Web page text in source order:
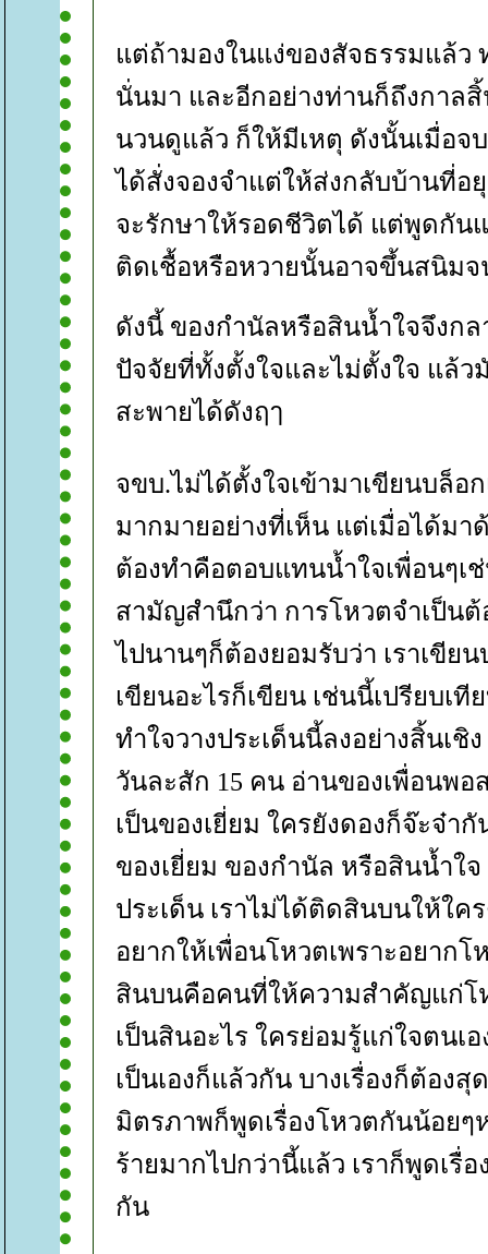
ต่ถ้ามองในแง่ของสัจธรรมแล้ว
นั่นมา และอีกอย่างท่านก็ถึงกาล
นวนดูแล้ว ก็ให้มีเหตุ ดังนั้นเมื่อ
ได้สั่งจองจำแต่ให้ส่งกลับบ้านที่อ
จะรักษาให้รอดชีวิตได้ แต่พูดกัน
ติดเชื้อหรือหวายนั้นอาจขึ้นสนิม
ดังนี้ ของกำนัลหรือสินน้ำใจจึง
ปัจจัยที่ทั้งตั้งใจและไม่ตั้งใจ แล้
สะพายได้ดังฤๅ
จขบ.ไม่ได้ตั้งใจเข้ามาเขียนบล็
มากมายอย่างที่เห็น แต่เมื่อได้มา
ต้องทำคือตอบแทนน้ำใจเพื่อนๆเ
สามัญสำนึกว่า การโหวตจำเป็น
ไปนานๆก็ต้องยอมรับว่า เราเขีย
เขียนอะไรก็เขียน เช่นนี้เปรียบเที
ทำใจวางประเด็นนี้ลงอย่างสิ้นเชิง
วันละสัก 15 คน อ่านของเพื่อนพ
เป็นของเยี่ยม ใครยังดองก็จ๊ะจ๋า
ของเยี่ยม ของกำนัล หรือสินน้ำใ
ประเด็น เราไม่ได้ติดสินบนให้ใค
อยากให้เพื่อนโหวตเพราะอยากโ
สินบนคือคนที่ให้ความสำคัญแก่โ
เป็นสินอะไร ใครย่อมรู้แก่ใจตนเ
เป็นเองก็แล้วกัน บางเรื่องก็ต้อง
มิตรภาพก็พูดเรื่องโหวตกันน้อย
ร้ายมากไปกว่านี้แล้ว เราก็พูดเรื่
กัน